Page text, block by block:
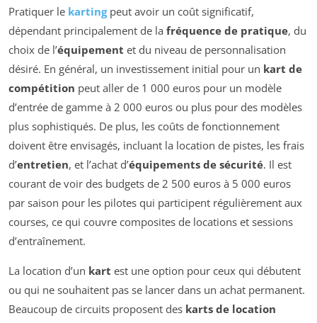
Pratiquer le kartingpeut avoir un coût significatif,
dépendant principalement de la fréquence de pratique, du
choix de l’équipement et du niveau de personnalisation
désiré. En général, un investissement initial pour un kart de
compétition peut aller de 1 000 euros pour un modèle
d’entrée de gamme à 2 000 euros ou plus pour des modèles
plus sophistiqués. De plus, les coûts de fonctionnement
doivent être envisagés, incluant la location de pistes, les frais
d’entretien, et l’achat d’équipements de sécurité. Il est
courant de voir des budgets de 2 500 euros à 5 000 euros
par saison pour les pilotes qui participent régulièrement aux
courses, ce qui couvre composites de locations et sessions
d’entraînement.
La location d’un kart est une option pour ceux qui débutent
ou qui ne souhaitent pas se lancer dans un achat permanent.
Beaucoup de circuits proposent des karts de location